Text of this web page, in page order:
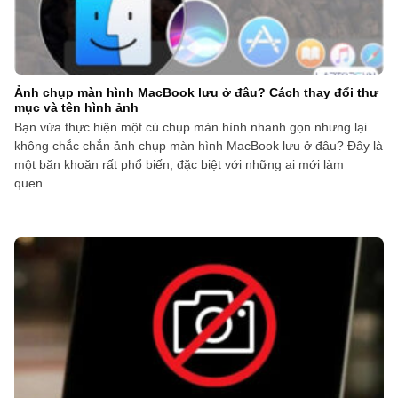
Ảnh chụp màn hình MacBook lưu ở đâu? Cách thay đổi thư
mục và tên hình ảnh
Bạn vừa thực hiện một cú chụp màn hình nhanh gọn nhưng lại
không chắc chắn ảnh chụp màn hình MacBook lưu ở đâu? Đây là
một băn khoăn rất phổ biến, đặc biệt với những ai mới làm
quen...